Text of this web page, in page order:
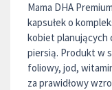
Mama DHA
kapsułek o
kobiet planujących
piersią. Produkt w
foliowy, jod,
za prawidłowy